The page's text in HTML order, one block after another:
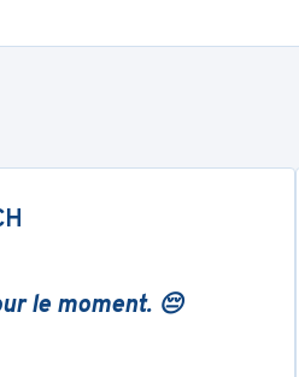
le moment. 😔